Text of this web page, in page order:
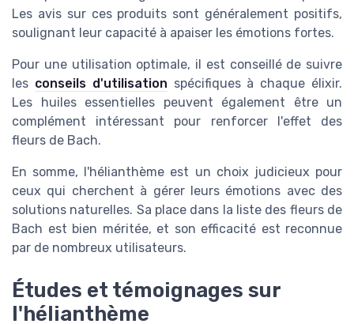
Les avis sur ces produits sont généralement positifs,
soulignant leur capacité à apaiser les émotions fortes.
Pour une utilisation optimale, il est conseillé de suivre
les conseils d'utilisation spécifiques à chaque élixir.
Les huiles essentielles peuvent également être un
complément intéressant pour renforcer l'effet des
fleurs de Bach.
En somme, l'hélianthème est un choix judicieux pour
ceux qui cherchent à gérer leurs émotions avec des
solutions naturelles. Sa place dans la liste des fleurs de
Bach est bien méritée, et son efficacité est reconnue
par de nombreux utilisateurs.
Études et témoignages sur
l'hélianthème